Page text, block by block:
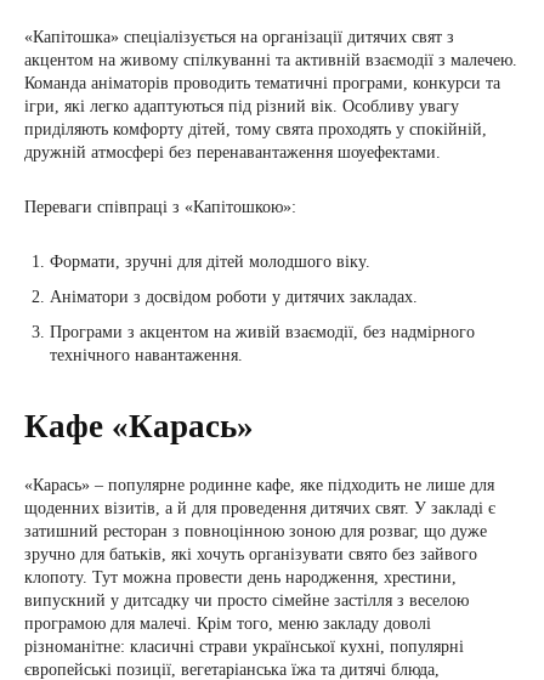
«Капітошка» спеціалізується на організації дитячих свят з
акцентом на живому спілкуванні та активній взаємодії з малечею.
Команда аніматорів проводить тематичні програми, конкурси та
ігри, які легко адаптуються під різний вік. Особливу увагу
приділяють комфорту дітей, тому свята проходять у спокійній,
дружній атмосфері без перенавантаження шоуефектами.
Переваги співпраці з «Капітошкою»:
Формати, зручні для дітей молодшого віку.
Аніматори з досвідом роботи у дитячих закладах.
Програми з акцентом на живій взаємодії, без надмірного
технічного навантаження.
Кафе «Карась»
«Карась» – популярне родинне кафе, яке підходить не лише для
щоденних візитів, а й для проведення дитячих свят. У закладі є
затишний ресторан з повноцінною зоною для розваг, що дуже
зручно для батьків, які хочуть організувати свято без зайвого
клопоту. Тут можна провести день народження, хрестини,
випускний у дитсадку чи просто сімейне застілля з веселою
програмою для малечі. Крім того, меню закладу доволі
різноманітне: класичні страви української кухні, популярні
європейські позиції, вегетаріанська їжа та дитячі блюда,